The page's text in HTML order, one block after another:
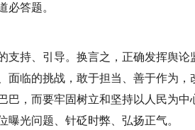
必答题。
支持、引导。换言之，正确发挥舆论
面临的挑战，敢于担当、善于作为，
巴，而要牢固树立和坚持以人民为中
光问题、针砭时弊、弘扬正气。